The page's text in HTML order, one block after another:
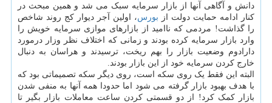
دانش و آگاهی آنها از بازار سرمایه سبک می شد و همین مبحث در
کنار ادامه حمایت دولت از بورس، اولین آجر دیوار کج روند شاخص
را گذاشت! مردمی که ناامید از بازارهای موازی سرمایه خویش را
وارد بازار سرمایه کرده بودند و زمانی که اختلاف نظر وزار درمورد
دارادوم وضعیت بازار را بهم ریخت، ترسیدند و هراسان به دنبال
خارج کردن سرمایه خود از این بازار بودند.
البته این فقط یک روی سکه است، روی دیگر سکه تصمیماتی بود که
با هدف بهبود بازار گرفته می شود اما حدودا همه آنها به منفی شدن
بازار کمک کرد! از دو قسمتی کردن ساعت معاملات بازار بگیر تا